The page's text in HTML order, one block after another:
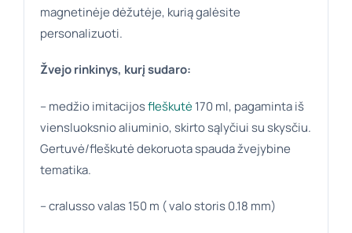
magnetinėje dėžutėje, kurią galėsite
personalizuoti.
Žvejo rinkinys, kurį sudaro:
– medžio imitacijosfleškutė170 ml, pagaminta iš
viensluoksnio aliuminio, skirto sąlyčiui su skysčiu.
Gertuvė/fleškutė dekoruota spauda žvejybine
tematika.
– cralusso valas 150 m ( valo storis 0.18 mm)